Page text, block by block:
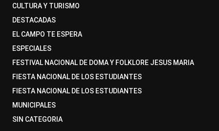
CULTURA Y TURISMO
DESTACADAS
EL CAMPO TE ESPERA
ESPECIALES
FESTIVAL NACIONAL DE DOMA Y FOLKLORE JESUS MARIA
FIESTA NACIONAL DE LOS ESTUDIANTES
FIESTA NACIONAL DE LOS ESTUDIANTES
MUNICIPALES
SIN CATEGORIA